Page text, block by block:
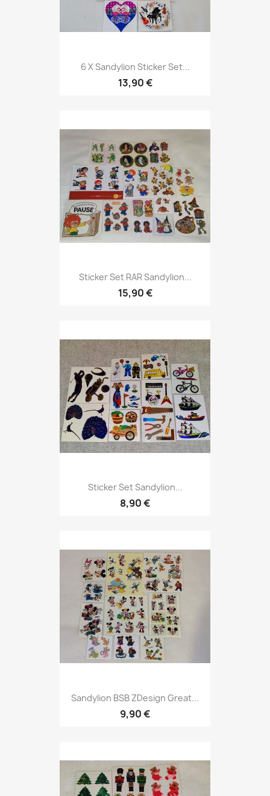
6 X Sandylion Sticker Set...
13,90 €
Sticker Set RAR Sandylion...
15,90 €
Sticker Set Sandylion...
8,90 €
Sandylion BSB ZDesign Great...
9,90 €